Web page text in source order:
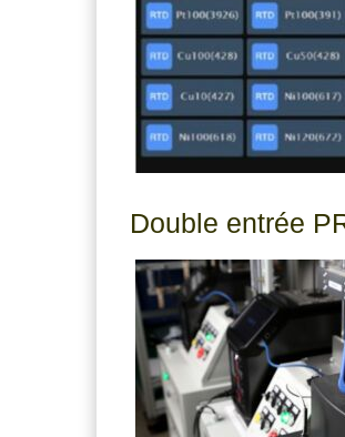
Double entrée